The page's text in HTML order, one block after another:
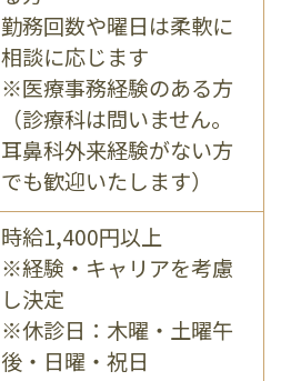
勤務回数や曜日は柔軟に
相談に応じます
※医療事務経験のある方
（診療科は問いません。
耳鼻科外来経験がない方
でも歓迎いたします）
時給1,400円以上
※経験・キャリアを考慮
し決定
※休診日：木曜・土曜午
後・日曜・祝日